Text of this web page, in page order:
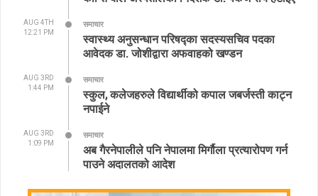
AUG 4TH
12:21 PM
समाचार
स्वास्थ्य अनुसन्धान परिषद्का सदस्यसचिव पदका
आवेदक डा. जोशीद्वारा अफवाहको खण्डन
AUG 3RD
1:44 PM
समाचार
स्कुल, कलेजहरुले विद्यार्थीको कपाल जबर्जस्ती काट्न
नपाईने
AUG 3RD
1:09 PM
समाचार
अब गैरनेपालीले पनि नेपालमा मिर्गौला प्रत्यारोपण गर्न
पाउने अदालतको आदेश